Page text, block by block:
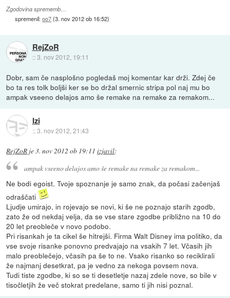
Zgodovina sprememb…
spremenil:oo7(3. nov 2012 ob 16:52)
RejZoR
::3. nov 2012, 19:11
Dobr, sam če nasplošno pogledaš moj komentar kar drži. Zdej če
bo ta res tolk boljši ker se bo držal smernic stripa pol naj mu bo
ampak vseeno delajos amo še remake na remake za remakom...
Izi
::3. nov 2012, 21:43
RejZoR je3. nov 2012 ob 19:11 izjavil:
ampak vseeno delajos amo še remake na remake za remakom...
Ne bodi egoist. Tvoje spoznanje je samo znak, da počasi začenjaš
odraščati
Ljudje umirajo, in rojevajo se novi, ki še ne poznajo starih zgodb,
zato že od nekdaj velja, da se vse stare zgodbe približno na 10 do
20 let preobleče v novo podobo.
Pri risankah je ta cikel še hitrejši. Firma Walt Disney ima politiko, da
vse svoje risanke ponovno predvajajo na vsakih 7 let. Včasih jih
malo preoblečejo, včasih pa še to ne. Vsako risanko so reciklirali
že najmanj desetkrat, pa je vedno za nekoga povsem nova.
Tudi tiste zgodbe, ki so se ti desetletje nazaj zdele nove, so bile v
tisočletjih že več stokrat predelane, samo ti jih nisi poznal.